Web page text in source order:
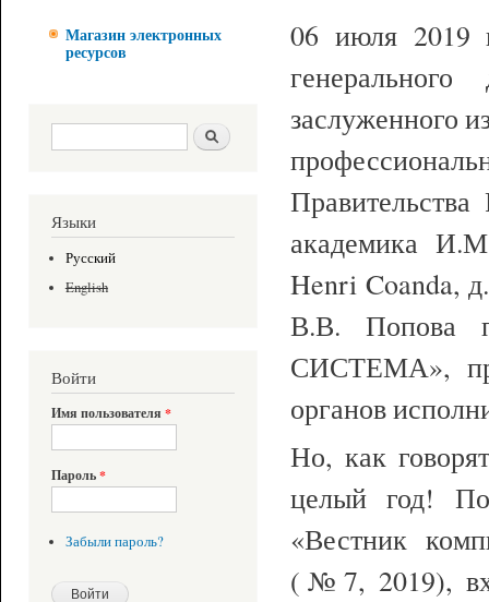
Магазин электронных
ресурсов
Форма поиска Поиск
Языки
Русский
English
Войти
Имя пользователя *
Пароль*
Забыли пароль?
06 июля 2019
заслуженного
академика
Henri Coanda,
В.В. Попова
СИСТЕМА»,
органов
Но, как
целый год!
«Вестник
(№7, 2019),